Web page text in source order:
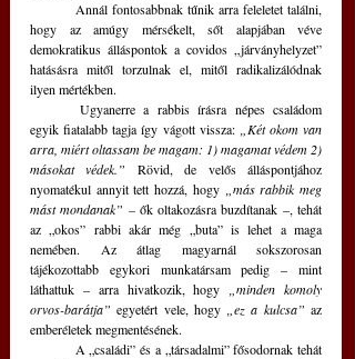
hogy az amúgy mérsékelt, sőt alapjában véve
demokratikus álláspontok a covidos „járványhelyzet”
hatásásra mitől torzulnak el, mitől radikalizálódnak
ilyen mértékben.
egyik fiatalabb tagja így vágott vissza: „Két okom van
arra, miért oltassam be magam: 1) magamat védem 2)
másokat védek.” Rövid, de velős álláspontjához
nyomatékul annyit tett hozzá, hogy „más rabbik meg
mást mondanak” – ők oltakozásra buzdítanak –, tehát
az „okos” rabbi akár még „buta” is lehet a maga
nemében. Az átlag magyarnál sokszorosan
tájékozottabb egykori munkatársam pedig – mint
láthattuk – arra hivatkozik, hogy „minden komoly
orvos-barátja” egyetért vele, hogy „ez a kulcsa” az
emberéletek megmentésének.